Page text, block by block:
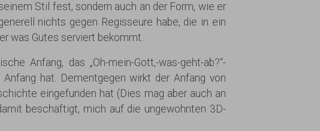
Stil fest, sondern auch an der Form, wie er
nichts gegen Regisseure habe, die in ein
was Gutes serviert bekommt.
Anfang, das „Oh-mein-Gott,-was-geht-ab?“-
hat. Dementgegen wirkt der Anfang von
eingefunden hat (Dies mag aber auch an
beschäftigt, mich auf die ungewohnten 3D-